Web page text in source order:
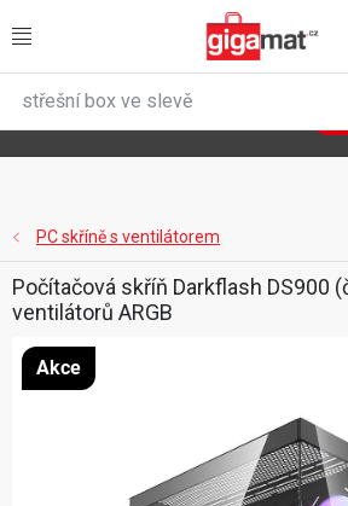
na
VŠECHNY KATEGORIE
ZAHRADA
DÍLNA
ÚLOŽNÉ BOXY
PC skříně s ventilátorem
Počítačová skříň Darkflash DS900
ventilátorů ARGB
Akce